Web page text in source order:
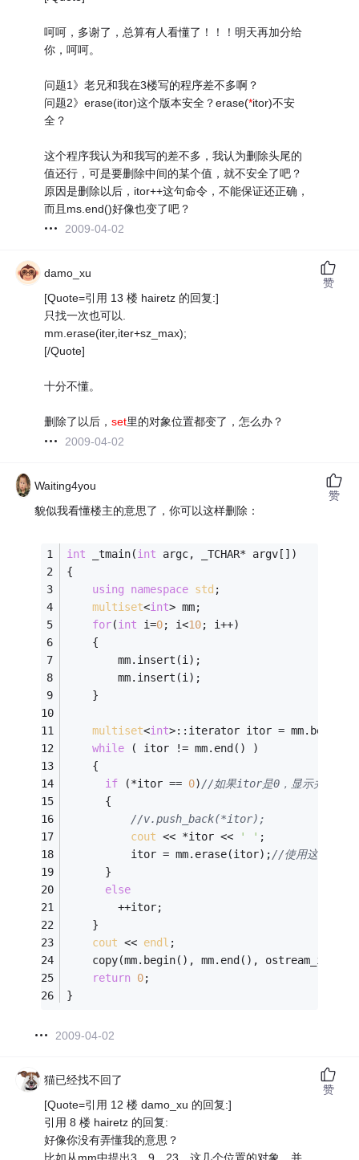
呵呵，多谢了，总算有人看懂了！！！明天再加分给
你，呵呵。
问题1》老兄和我在3楼写的程序差不多啊？
问题2》erase(itor)这个版本安全？erase(*itor)不安
全？
这个程序我认为和我写的差不多，我认为删除头尾的
值还行，可是要删除中间的某个值，就不安全了吧？
原因是删除以后，itor++这句命令，不能保证还正确，
而且ms.end()好像也变了吧？
2009-04-02
damo_xu
[Quote=引用 13 楼 hairetz 的回复:]
只找一次也可以.
mm.erase(iter,iter+sz_max);
[/Quote]
十分不懂。
删除了以后，set里的对象位置都变了，怎么办？
2009-04-02
赞
Waiting4you
貌似我看懂楼主的意思了，你可以这样删除：
int _tmain(int argc, _TCHAR* argv[])
{
using
namespace std ;
multiset<int> mm;
for(int i=0; i<10; i++)
	{
		mm.insert(i);
		mm.insert(i);
	}
multiset<int>::iterator itor =
while ( itor != mm.end() )
	{
if (*itor == 0)//如果itor是0，显示并删除
	  {
//v.push_back(*itor);
cout << *itor << ' ' ;
		  itor = mm.erase(itor);
//使用这个版本
	  }
else
		++itor;
	}
cout << endl ;
copy(mm.begin(), mm.end(),
return 0;
}
2009-04-02
赞
猫已经找不回了
[Quote=引用 12 楼 damo_xu 的回复:]
引用 8 楼 hairetz 的回复:
好像你没有弄懂我的意思？
比如从mm中提出3，9，23，这几个位置的对象，并
赞